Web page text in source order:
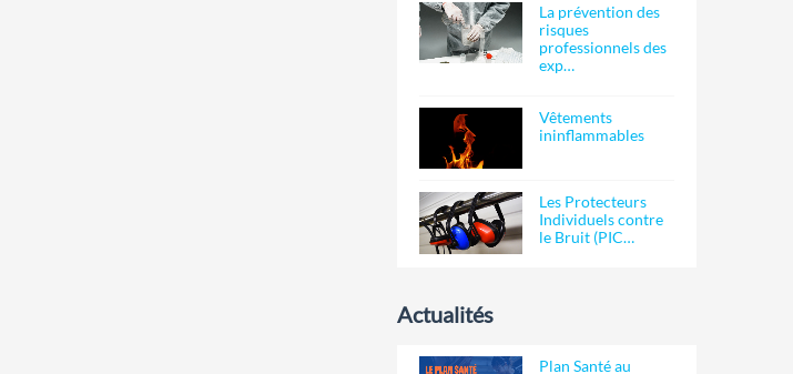
La prévention des
risques
professionnels des
exp…
Vêtements
ininflammables
Les Protecteurs
Individuels contre
le Bruit (PIC…
Actualités
Plan Santé au